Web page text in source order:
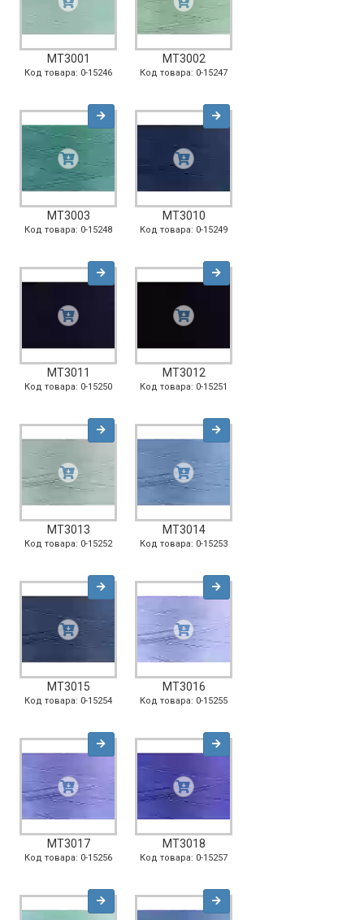
MT3001
Код товара: 0-15246
MT3002
Код товара: 0-15247
MT3003
Код товара: 0-15248
MT3010
Код товара: 0-15249
MT3011
Код товара: 0-15250
MT3012
Код товара: 0-15251
MT3013
Код товара: 0-15252
MT3014
Код товара: 0-15253
MT3015
Код товара: 0-15254
MT3016
Код товара: 0-15255
MT3017
Код товара: 0-15256
MT3018
Код товара: 0-15257